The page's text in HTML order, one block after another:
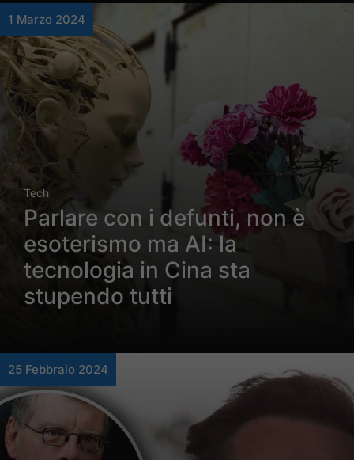
1 Marzo 2024
Tech
Parlare con i defunti, non è
esoterismo ma AI: la
tecnologia in Cina sta
stupendo tutti
25 Febbraio 2024